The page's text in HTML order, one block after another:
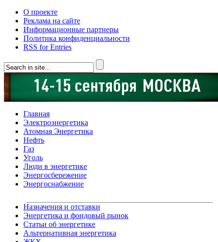
О проекте
Реклама на сайте
Информационные партнеры
Политика конфиденциальности
RSS for Entries
Главная
Электроэнергетика
Атомная Энергетика
Нефть
Газ
Уголь
Люди в энергетике
Энергосбережение
Энергоснабжение
Назначения и отставки
Энергетика и фондовый рынок
Статьи об энергетике
Альтернативная энергетика